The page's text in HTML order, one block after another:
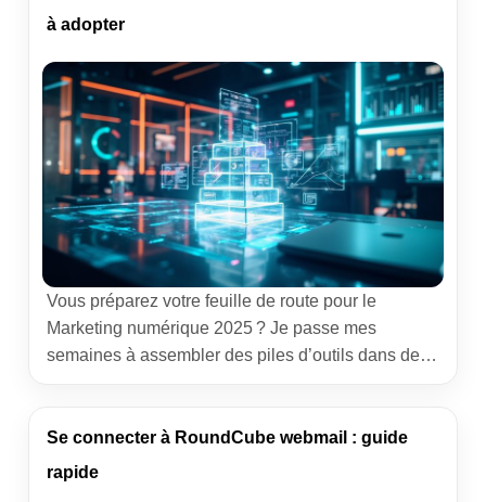
priorités business et partagés à un rythme régulier.
à adopter
Vous préparez votre feuille de route pour le
Marketing numérique 2025 ? Je passe mes
semaines à assembler des piles d’outils dans des
fonctionne, ce qui fait gagner du temps, et les choix
à prioriser quand le budget n’est pas extensible.
Se connecter à RoundCube webmail : guide
rapide